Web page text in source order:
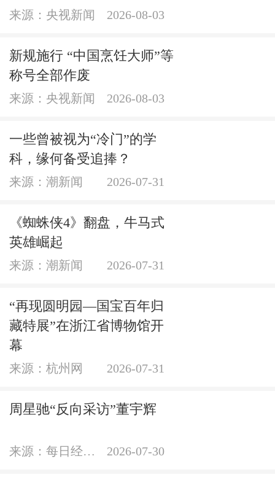
来源：央视新闻 2026-08-03
新规施行 “中国烹饪大师”等
称号全部作废
来源：央视新闻 2026-08-03
一些曾被视为“冷门”的学
科，缘何备受追捧？
来源：潮新闻 2026-07-31
《蜘蛛侠4》翻盘，牛马式
英雄崛起
来源：潮新闻 2026-07-31
“再现圆明园—国宝百年归
藏特展”在浙江省博物馆开
幕
来源：杭州网 2026-07-31
周星驰“反向采访”董宇辉
来源：每日经济新闻官方账号 2026-07-30